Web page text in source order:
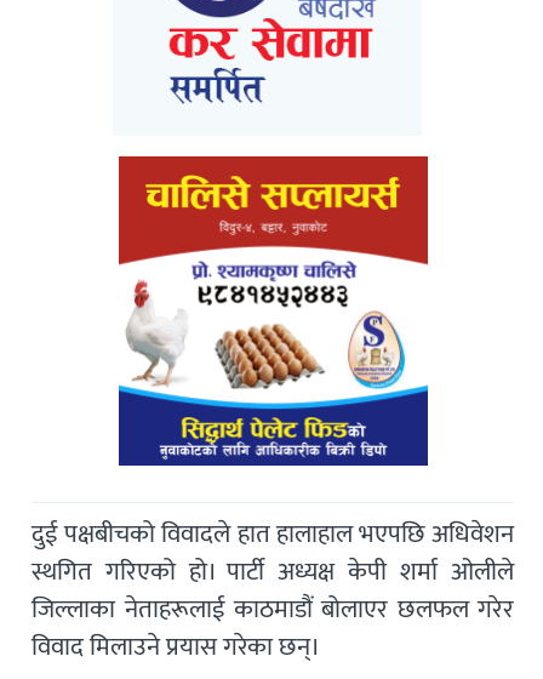
दुई पक्षबीचको विवादले हात हालाहाल भएपछि अधिवेशन
स्थगित गरिएको हो। पार्टी अध्यक्ष केपी शर्मा ओलीले
जिल्लाका नेताहरूलाई काठमाडौं बोलाएर छलफल गरेर
विवाद मिलाउने प्रयास गरेका छन्।